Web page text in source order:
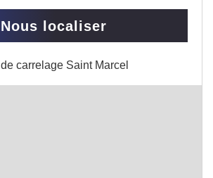
Nous localiser
carrelage Saint Marcel